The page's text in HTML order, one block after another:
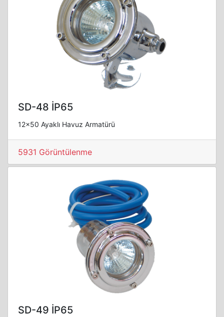
SD-48 İP65
12x50 Ayaklı Havuz Armatürü
5931 Görüntülenme
SD-49 İP65